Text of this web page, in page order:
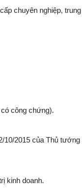
chuyên nghiệp,
công chứng).
10/2015 của Thủ tướng
kinh doanh.